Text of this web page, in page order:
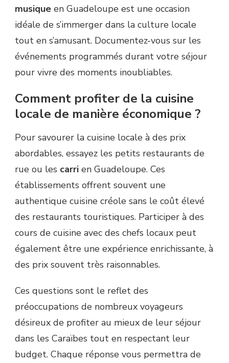
musique en Guadeloupe est une occasion
idéale de s’immerger dans la culture locale
tout en s’amusant. Documentez-vous sur les
événements programmés durant votre séjour
pour vivre des moments inoubliables.
Comment profiter de la cuisine
locale de manière économique ?
Pour savourer la cuisine locale à des prix
abordables, essayez les petits restaurants de
rue ou les carri en Guadeloupe. Ces
établissements offrent souvent une
authentique cuisine créole sans le coût élevé
des restaurants touristiques. Participer à des
cours de cuisine avec des chefs locaux peut
également être une expérience enrichissante, à
des prix souvent très raisonnables.
Ces questions sont le reflet des
préoccupations de nombreux voyageurs
désireux de profiter au mieux de leur séjour
dans les Caraïbes tout en respectant leur
budget. Chaque réponse vous permettra de